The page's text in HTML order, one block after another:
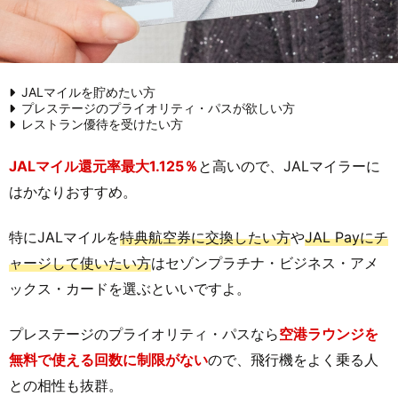
JALマイルを貯めたい方
プレステージのプライオリティ・パスが欲しい方
レストラン優待を受けたい方
JALマイル還元率最大1.125％ と高いので、JALマイラーに
はかなりおすすめ。
特にJALマイルを特典航空券に交換したい方やJAL Payにチ
ャージして使いたい方はセゾンプラチナ・ビジネス・アメ
ックス・カードを選ぶといいですよ。
プレステージのプライオリティ・パスなら空港ラウンジを
無料で使える回数に制限がないので、飛行機をよく乗る人
との相性も抜群。